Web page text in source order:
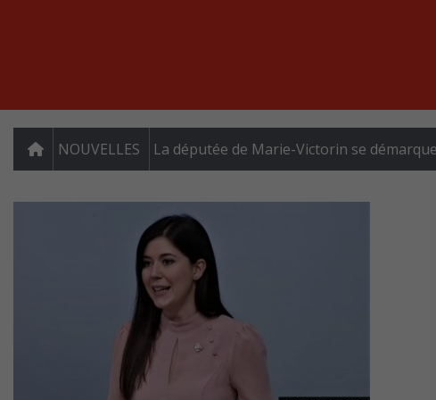
NOUVELLES La députée de Marie-Victorin se